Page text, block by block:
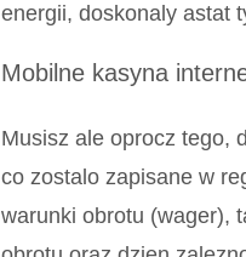
energii, doskonaly astat
Mobilne kasyna
Musisz ale oprocz tego,
co zostalo zapisane w
warunki obrotu (wager),